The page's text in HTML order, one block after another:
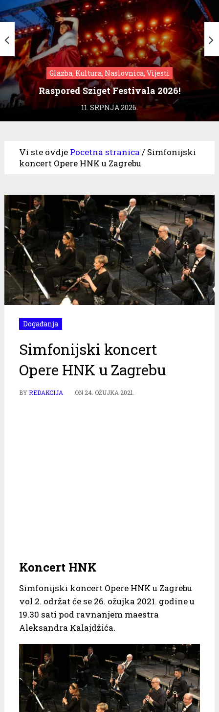
Glazba, Kultura, Naslovnica, Vijesti
Raspored Sziget Festivala 2026!
11. SRPNJA 2026.
Vi ste ovdje Pocetna stranica / Simfonijski
koncert Opere HNK u Zagrebu
Događanja
Simfonijski koncert
Opere HNK u Zagrebu
BYREDAKCIJA ON 24. OŽUJKA 2021.
Koncert HNK
Simfonijski koncert Opere HNK u Zagrebu
vol 2. održat će se 26. ožujka 2021. godine u
19.30 sati pod ravnanjem maestra
Aleksandra Kalajdžića.